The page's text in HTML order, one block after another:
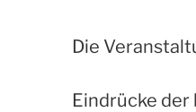
Die
Eindrücke